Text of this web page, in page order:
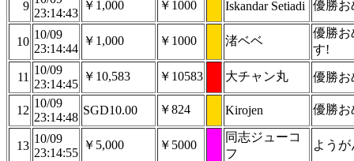
9
23:14:43
￥1,000 ￥1000 Iskandar Setiadi 優勝お
10
10/09
23:14:44
￥1,000 ￥1000 渚ベベ
優勝お
す!
11
10/09
23:14:45
￥10,583 ￥10583 大チャン丸 優勝お
12
10/09
23:14:48
SGD10.00 ￥824 Kirojen 優勝お
13
10/09
23:14:55
￥5,000 ￥5000
同志ジューコ
フ
よう